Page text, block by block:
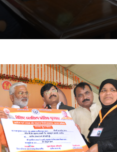
ने स्वतंत्रता दिवस समारोह-2026
योजना का समयबद्ध एवं पारदर्शी
में जल संरक्षण बना जन आंदोलन,